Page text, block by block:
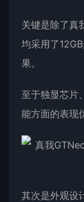
关键是除了真
均采用了
果。
至于独显芯片
能方面的表现
其次是外观设